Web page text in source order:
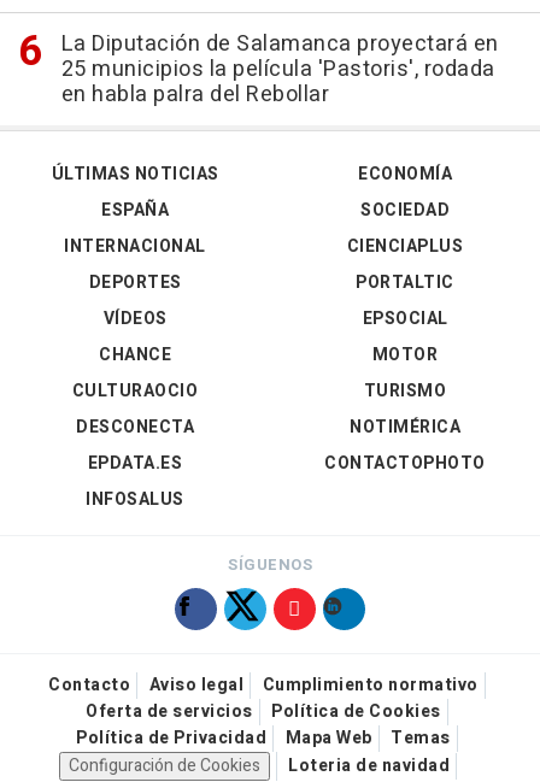
La Diputación de Salamanca proyectará en
25 municipios la película 'Pastoris', rodada
en habla palra del Rebollar
ÚLTIMAS NOTICIAS
ESPAÑA
INTERNACIONAL
DEPORTES
VÍDEOS
ECONOMÍA
SOCIEDAD
CIENCIAPLUS
PORTALTIC
EPSOCIAL
CHANCE
CULTURAOCIO
DESCONECTA
EPDATA.ES
INFOSALUS
MOTOR
TURISMO
NOTIMÉRICA
CONTACTOPHOTO
SÍGUENOS
Contacto Aviso legal
Cumplimiento normativo
Oferta de servicios
Política de Cookies
Política de Privacidad
Mapa Web
Temas
Configuración de Cookies
Loteria de navidad